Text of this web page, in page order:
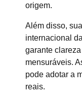
origem.
Além disso,
internacional da
garante
mensuráveis.
pode adotar a
reais.